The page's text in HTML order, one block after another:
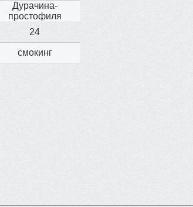
Дурачина-
простофиля
24
смокинг